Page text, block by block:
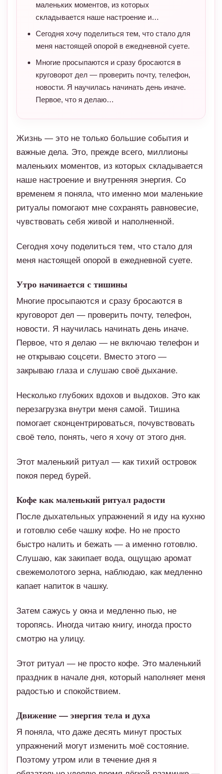
маленьких моментов, из которых
складывается наше настроение и…
Сегодня хочу поделиться тем, что стало для
меня настоящей опорой в ежедневной суете.
Многие просыпаются и сразу бросаются в
круговорот дел — проверить почту, телефон,
новости. Я научилась начинать день иначе.
Первое, что я делаю…
Жизнь — это не только большие события и
важные дела. Это, прежде всего, миллионы
маленьких моментов, из которых складывается
наше настроение и внутренняя энергия. Со
временем я поняла, что именно мои маленькие
ритуалы помогают мне сохранять равновесие,
чувствовать себя живой и наполненной.
Сегодня хочу поделиться тем, что стало для
меня настоящей опорой в ежедневной суете.
Утро начинается с тишины
Многие просыпаются и сразу бросаются в
круговорот дел — проверить почту, телефон,
новости. Я научилась начинать день иначе.
Первое, что я делаю — не включаю телефон и
не открываю соцсети. Вместо этого —
закрываю глаза и слушаю своё дыхание.
Несколько глубоких вдохов и выдохов. Это как
перезагрузка внутри меня самой. Тишина
помогает сконцентрироваться, почувствовать
своё тело, понять, чего я хочу от этого дня.
Этот маленький ритуал — как тихий островок
покоя перед бурей.
Кофе как маленький ритуал радости
После дыхательных упражнений я иду на кухню
и готовлю себе чашку кофе. Но не просто
быстро налить и бежать — а именно готовлю.
Слушаю, как закипает вода, ощущаю аромат
свежемолотого зерна, наблюдаю, как медленно
капает напиток в чашку.
Затем сажусь у окна и медленно пью, не
торопясь. Иногда читаю книгу, иногда просто
смотрю на улицу.
Этот ритуал — не просто кофе. Это маленький
праздник в начале дня, который наполняет меня
радостью и спокойствием.
Движение — энергия тела и духа
Я поняла, что даже десять минут простых
упражнений могут изменить моё состояние.
Поэтому утром или в течение дня я